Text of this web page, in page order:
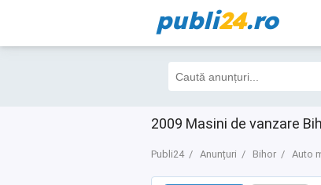
publi24.ro
2009 Masini de vanzare
Publi24 Anunțuri Bihor Auto
Filtre 3 Toate
5